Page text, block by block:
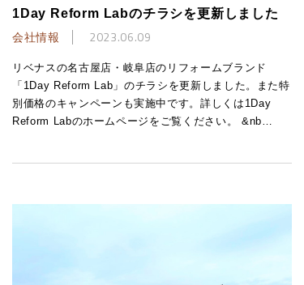
1Day Reform Labのチラシを更新しました
会社情報 2023.06.09
リベナスの名古屋店・岐阜店のリフォームブランド
「1Day Reform Lab」のチラシを更新しました。また特
別価格のキャンペーンも実施中です。詳しくは1Day
Reform Labのホームページをご覧ください。 &nb…